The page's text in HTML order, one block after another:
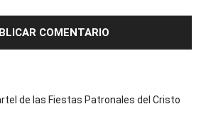
de las Fiestas Patronales del Cristo